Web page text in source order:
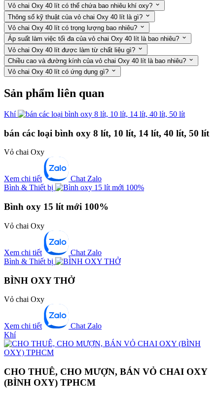
Vỏ chai Oxy 40 lít có thể chứa bao nhiêu khí oxy?
Thông số kỹ thuật của vỏ chai Oxy 40 lít là gì?
Vỏ chai Oxy 40 lít có trọng lượng bao nhiêu?
Áp suất làm việc tối đa của vỏ chai Oxy 40 lít là bao nhiêu?
Vỏ chai Oxy 40 lít được làm từ chất liệu gì?
Chiều cao và đường kính của vỏ chai Oxy 40 lít là bao nhiêu?
Vỏ chai Oxy 40 lít có ứng dụng gì?
Sản phẩm liên quan
Khí
bán các loại bình oxy 8 lít, 10 lít, 14 lít, 40 lít, 50 lít
Vỏ chai Oxy
Xem chi tiết
Chat Zalo
Bình & Thiết bị
Bình oxy 15 lít mới 100%
Vỏ chai Oxy
Xem chi tiết
Chat Zalo
Bình & Thiết bị
BÌNH OXY THỞ
Vỏ chai Oxy
Xem chi tiết
Chat Zalo
Khí
CHO THUÊ, CHO MƯỢN, BÁN VỎ CHAI OXY
(BÌNH OXY) TPHCM